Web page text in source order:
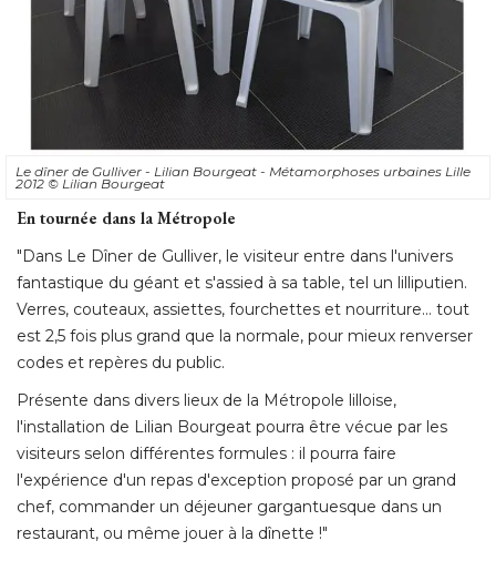
Le dîner de Gulliver - Lilian Bourgeat - Métamorphoses urbaines Lille
2012 © Lilian Bourgeat
En tournée dans la Métropole
"Dans Le Dîner de Gulliver, le visiteur entre dans l'univers
fantastique du géant et s'assied à sa table, tel un lilliputien.
Verres, couteaux, assiettes, fourchettes et nourriture... tout
est 2,5 fois plus grand que la normale, pour mieux renverser
codes et repères du public.
Présente dans divers lieux de la Métropole lilloise,
l'installation de Lilian Bourgeat pourra être vécue par les
visiteurs selon différentes formules : il pourra faire
l'expérience d'un repas d'exception proposé par un grand
chef, commander un déjeuner gargantuesque dans un
restaurant, ou même jouer à la dînette !"